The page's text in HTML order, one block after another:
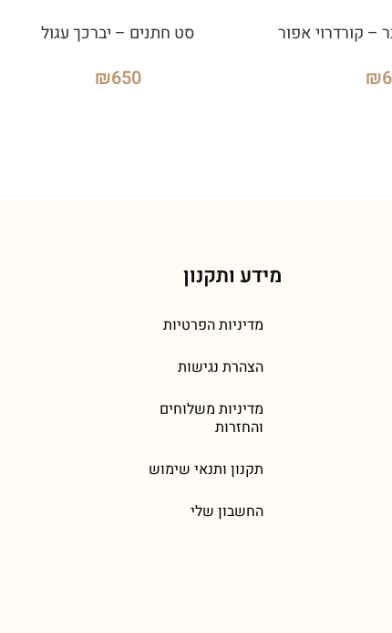
– קורדרוי אפור
₪
סט חתנים – יברכך עגול
₪650
מידע ותקנון
מדיניות הפרטיות
הצהרת נגישות
מדיניות משלוחים
והחזרות
תקנון ותנאי שימוש
החשבון שלי